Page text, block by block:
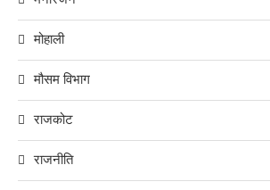
मोहाली
मौसम विभाग
राजकोट
राजनीति